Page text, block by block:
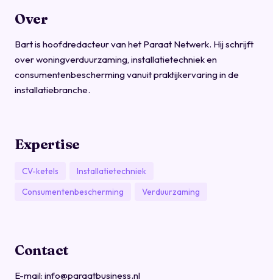
Over
Bart is hoofdredacteur van het Paraat Netwerk. Hij schrijft
over woningverduurzaming, installatietechniek en
consumentenbescherming vanuit praktijkervaring in de
installatiebranche.
Expertise
CV-ketels
Installatietechniek
Consumentenbescherming
Verduurzaming
Contact
E-mail: info@paraatbusiness.nl